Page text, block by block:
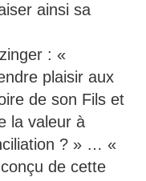
ainsi sa
: «
plaisir aux
de son Fils et
la valeur à
? » … «
de cette